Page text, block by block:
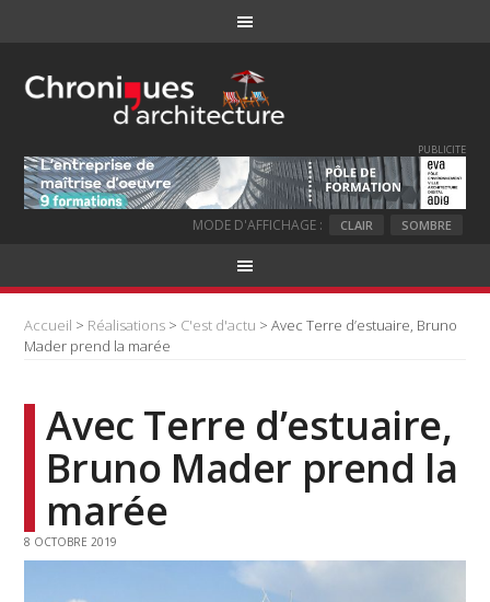
PUBLICITE
MODE D'AFFICHAGE : CLAIR SOMBRE
Accueil > Réalisations > C'est d'actu > Avec Terre d’estuaire, Bruno
Mader prend la marée
Avec Terre d’estuaire,
Bruno Mader prend la
marée
8 OCTOBRE 2019